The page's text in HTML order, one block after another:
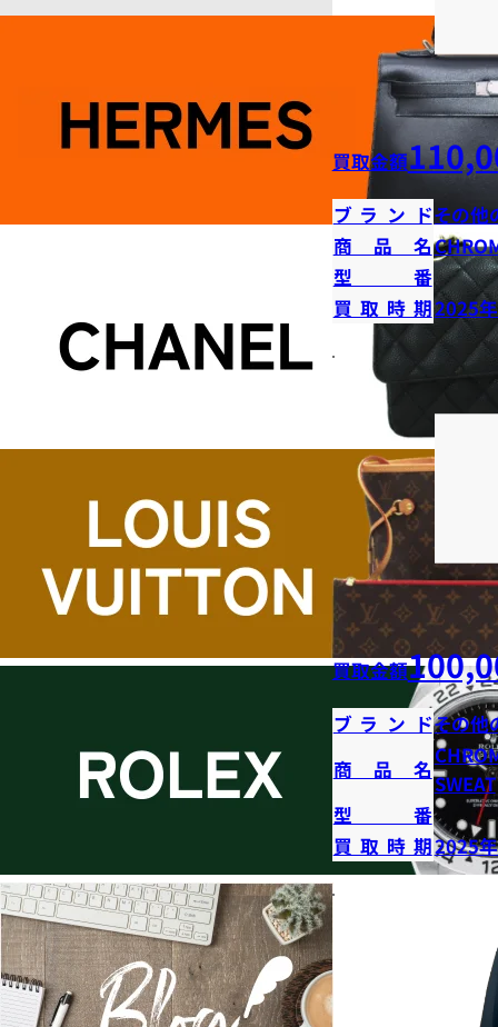
買取金額
ブランドその他
商品名
型番
買取時期2025
買取金額
ブランドその他
商品名
SWEAT
型番
買取時期2025